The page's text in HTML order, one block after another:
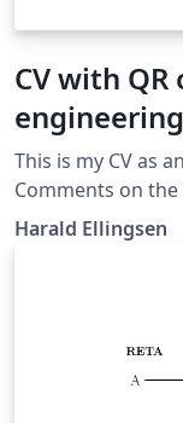
CV with QR
This is my CV as
Comments on
Harald Ellingsen